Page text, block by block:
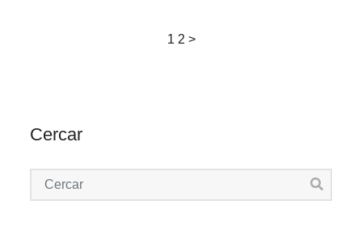
Posts
1 2 >
Cercar